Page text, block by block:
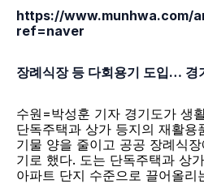
https://www.munhwa.com/
ref=naver
장례식장 등 다회용기 도입… 경
수원=박성훈 기자 경기도가 생
단독주택과 상가 등지의 재활용
기물 양을 줄이고 공공 장례식
기로 했다. 도는 단독주택과 상
아파트 단지 수준으로 끌어올